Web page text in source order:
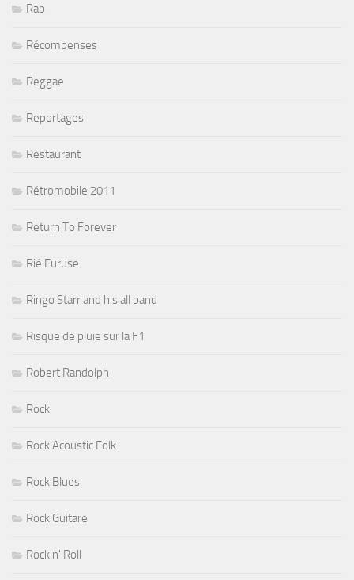
Rap
Récompenses
Reggae
Reportages
Restaurant
Rétromobile 2011
Return To Forever
Rié Furuse
Ringo Starr and his all band
Risque de pluie sur la F1
Robert Randolph
Rock
Rock Acoustic Folk
Rock Blues
Rock Guitare
Rock n' Roll